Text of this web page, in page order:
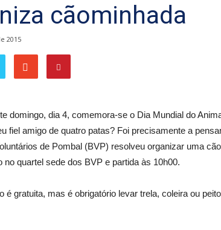
cãominhada
2015
domingo, dia 4, comemora-se o Dia Mundial do
fiel amigo de quatro patas? Foi precisamente a
de Pombal (BVP) resolveu organizar uma
no quartel sede dos BVP e partida às 10h00.
é gratuita, mas é obrigatório levar trela, coleira ou